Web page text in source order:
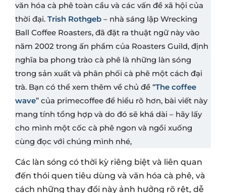
văn hóa cà phê toàn cầu và các vấn đề xã hội của
thời đại. Trish Rothgeb – nhà sáng lập Wrecking
Ball Coffee Roasters, đã đặt ra thuật ngữ này vào
năm 2002 trong ấn phẩm của Roasters Guild, định
nghĩa ba phong trào cà phê là những làn sóng
trong sản xuất và phân phối cà phê một cách đại
trà. Bạn có thể xem thêm về chủ đề “The coffee
wave” của primecoffee để hiểu rõ hơn, bài viết này
mang tính tổng hợp và do đó sẽ khá dài – hãy lấy
cho mình một cốc cà phê ngon và ngồi xuống
cùng đọc với chúng mình nhé,
Các làn sóng có thời kỳ riêng biệt và liên quan
đến thói quen tiêu dùng và văn hóa cà phê, và
cách những thay đổi này ảnh hưởng rõ rệt, dễ